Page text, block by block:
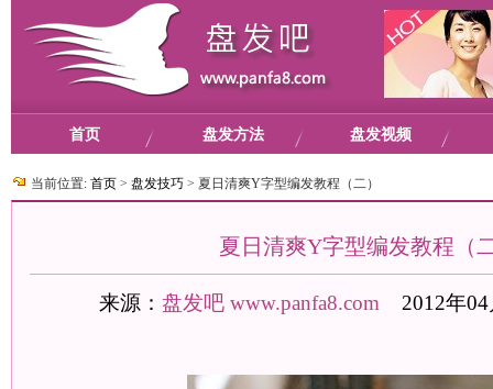
首页 盘发方法 盘发视频
当前位置: 首页 > 盘发技巧 > 夏日清爽Y字型编发教程（二）
夏日清爽Y字型编发教程（
来源： 盘发吧 www.panfa8.com 2012年04